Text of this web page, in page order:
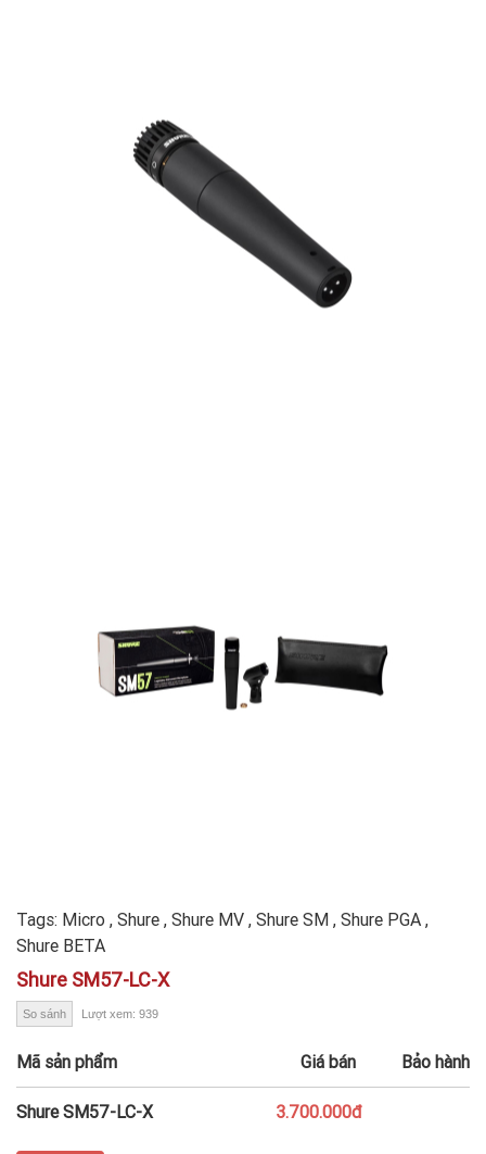
Tags: Micro , Shure , Shure MV , Shure SM , Shure PGA ,
Shure BETA
Shure SM57-LC-X
So sánh Lượt xem: 939
Mã sản phẩm Giá bán Bảo hành
Shure SM57-LC-X 3.700.000đ